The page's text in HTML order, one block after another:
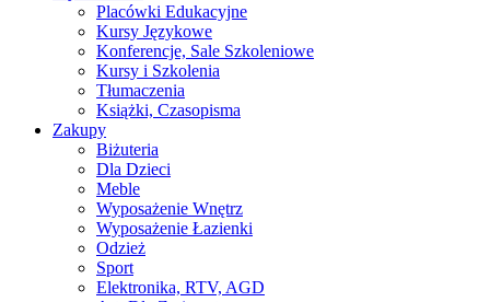
Placówki Edukacyjne
Kursy Językowe
Konferencje, Sale Szkoleniowe
Kursy i Szkolenia
Tłumaczenia
Książki, Czasopisma
Zakupy
Biżuteria
Dla Dzieci
Meble
Wyposażenie Wnętrz
Wyposażenie Łazienki
Odzież
Sport
Elektronika, RTV, AGD